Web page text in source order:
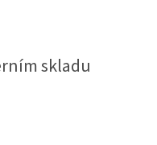
skladu